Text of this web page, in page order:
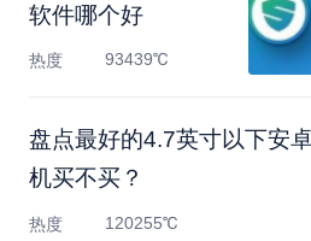
软件哪个好
热度 93439℃
盘点最好的4.7英寸以下安
机买不买？
热度 120255℃